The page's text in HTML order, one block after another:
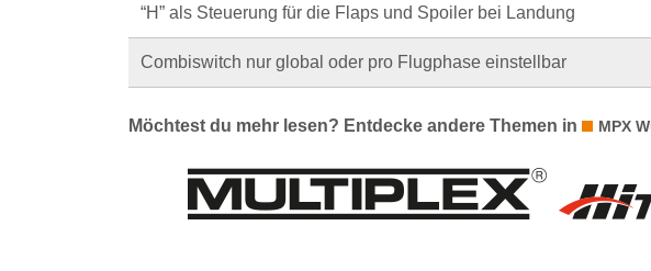
“H” als Steuerung für die Flaps und Spoiler bei Landung
Combiswitch nur global oder pro Flugphase einstellbar
Möchtest du mehr lesen? Entdecke andere Themen in MPX